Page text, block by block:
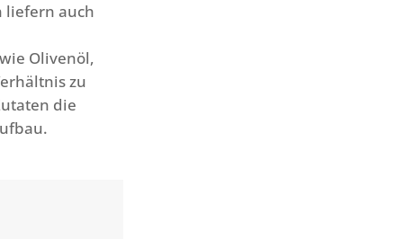
liefern auch
Olivenöl,
zu
die